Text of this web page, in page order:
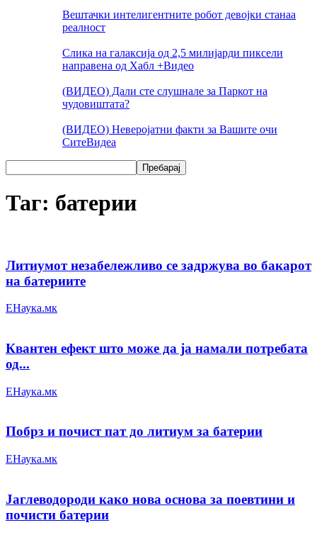
Вештачки интелигентните робот девојки станаа
реалност
Слика на галаксија од 2,5 милијарди пиксели
направена од Хабл +Видео
(ВИДЕО) Дали сте слушнале за Паркот на
чудовиштата?
(ВИДЕО) Неверојатни факти за Вашите очи
СитеВидеа
Таг: батерии
Литиумот незабележливо се задржува во бакарот
на батериите
ЕНаука.мк
Квантен ефект што може да ја намали потребата
од...
ЕНаука.мк
Побрз и почист пат до литиум за батерии
ЕНаука.мк
Јаглеводороди како нова основа за поевтини и
почисти батерии